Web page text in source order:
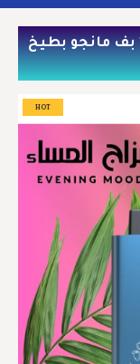
سحبة مزاج المساء الجاهزة 16000 بف مانجو بطيخ
HOT